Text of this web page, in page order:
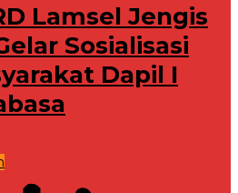
Lamsel Jengis
Sosialisasi
Dapil I